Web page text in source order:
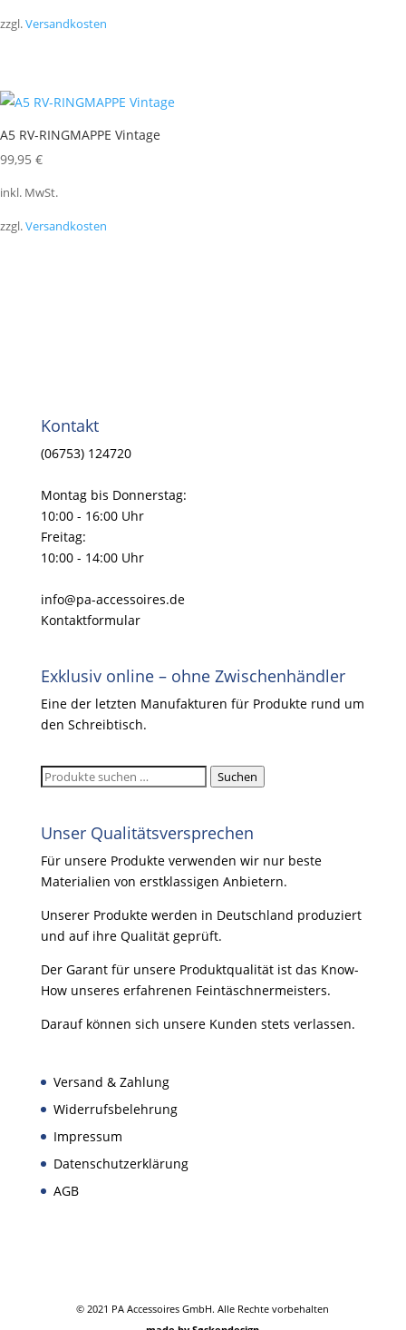
zzgl.Versandkosten
A5 RV-RINGMAPPE Vintage
99,95 €
inkl. MwSt.
zzgl.Versandkosten
Kontakt
(06753) 124720
Montag bis Donnerstag:
10:00 - 16:00 Uhr
Freitag:
10:00 - 14:00 Uhr
info@pa-accessoires.de
Kontaktformular
Exklusiv online – ohne Zwischenhändler
Eine der letzten Manufakturen für Produkte rund um
den Schreibtisch.
Suchen
Suchen
Unser Qualitätsversprechen
Für unsere Produkte verwenden wir nur beste
Materialien von erstklassigen Anbietern.
Unserer Produkte werden in Deutschland produziert
und auf ihre Qualität geprüft.
Der Garant für unsere Produktqualität ist das Know-
How unseres erfahrenen Feintäschnermeisters.
Darauf können sich unsere Kunden stets verlassen.
Versand & Zahlung
Widerrufsbelehrung
Impressum
Datenschutzerklärung
AGB
© 2021 PA Accessoires GmbH. Alle Rechte vorbehalten